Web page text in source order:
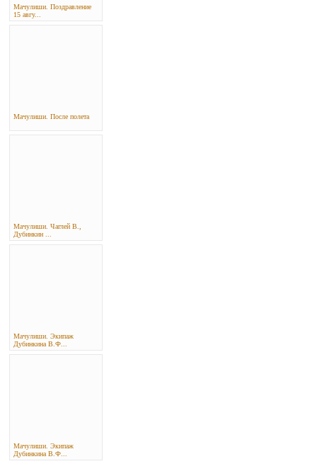
Мачулиши. Поздравление
15 авгу...
Мачулиши. После полета
Мачулиши. Чаглей В.,
Дубинкин ...
Мачулиши. Экипаж
Дубинкина В.Ф...
Мачулиши. Экипаж
Дубинкина В.Ф...